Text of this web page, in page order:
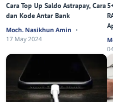
Cara Top Up Saldo Astrapay, Cara
dan Kode Antar Bank
Moch. Nasikhun Amin
17 May 2024